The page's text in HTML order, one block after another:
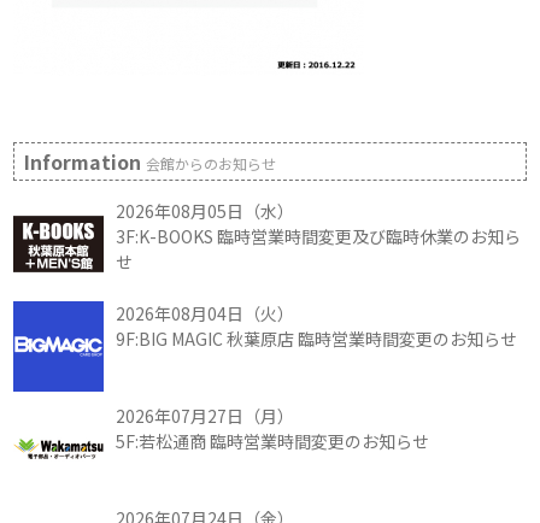
Information会館からのお知らせ
2026年08月05日（水）
3F:K-BOOKS 臨時営業時間変更及び臨時休業のお知ら
せ
2026年08月04日（火）
9F:BIG MAGIC 秋葉原店 臨時営業時間変更のお知らせ
2026年07月27日（月）
5F:若松通商 臨時営業時間変更のお知らせ
2026年07月24日（金）